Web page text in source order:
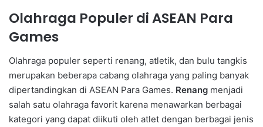
Olahraga Populer di ASEAN Para
Games
Olahraga populer seperti renang, atletik, dan bulu tangkis
merupakan beberapa cabang olahraga yang paling banyak
dipertandingkan di ASEAN Para Games. Renang menjadi
salah satu olahraga favorit karena menawarkan berbagai
kategori yang dapat diikuti oleh atlet dengan berbagai jenis